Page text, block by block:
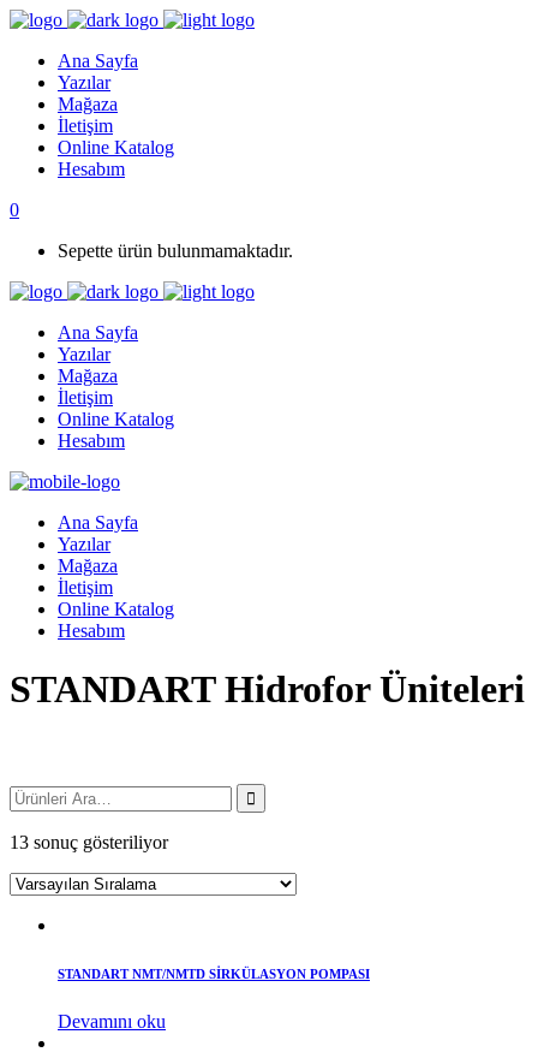
Ana Sayfa
Yazılar
Mağaza
İletişim
Online Katalog
Hesabım
0
Sepette ürün bulunmamaktadır.
Ana Sayfa
Yazılar
Mağaza
İletişim
Online Katalog
Hesabım
Ana Sayfa
Yazılar
Mağaza
İletişim
Online Katalog
Hesabım
STANDART Hidrofor Üniteleri
13 sonuç gösteriliyor
STANDART NMT/NMTD SİRKÜLASYON POMPASI
Devamını oku